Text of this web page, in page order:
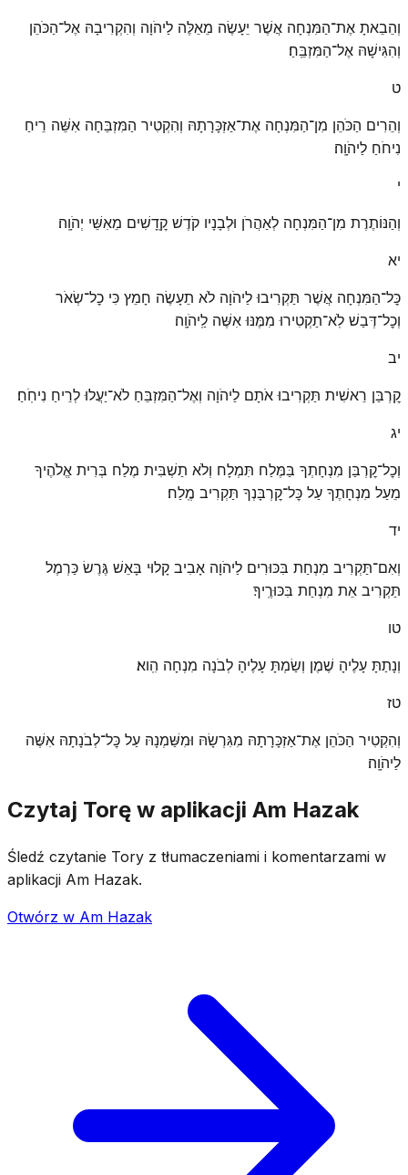
וְהֵבֵאתָ אֶת־הַמִּנְחָה אֲשֶׁר יֵעָשֶׂה מֵאֵלֶּה לַיהֹוָה וְהִקְרִיבָהּ אֶל־הַכֹּהֵן
וְהִגִּישָׁהּ אֶל־הַמִּזְבֵּֽחַ׃
ט
וְהֵרִים הַכֹּהֵן מִן־הַמִּנְחָה אֶת־אַזְכָּרָתָהּ וְהִקְטִיר הַמִּזְבֵּחָה אִשֵּׁה רֵיחַ
נִיחֹחַ לַיהֹוָֽה׃
י
וְהַנּוֹתֶרֶת מִן־הַמִּנְחָה לְאַהֲרֹן וּלְבָנָיו קֹדֶשׁ קׇֽדָשִׁים מֵאִשֵּׁי יְהֹוָֽה׃
יא
כׇּל־הַמִּנְחָה אֲשֶׁר תַּקְרִיבוּ לַיהֹוָה לֹא תֵעָשֶׂה חָמֵץ כִּי כׇל־שְׂאֹר
וְכׇל־דְּבַשׁ לֹֽא־תַקְטִירוּ מִמֶּנּוּ אִשֶּׁה לַֽיהֹוָֽה׃
יב
קׇרְבַּן רֵאשִׁית תַּקְרִיבוּ אֹתָם לַיהֹוָה וְאֶל־הַמִּזְבֵּחַ לֹא־יַעֲלוּ לְרֵיחַ נִיחֹֽחַ׃
יג
וְכׇל־קׇרְבַּן מִנְחָתְךָ בַּמֶּלַח תִּמְלָח וְלֹא תַשְׁבִּית מֶלַח בְּרִית אֱלֹהֶיךָ
מֵעַל מִנְחָתֶךָ עַל כׇּל־קׇרְבָּנְךָ תַּקְרִיב מֶֽלַח׃
יד
וְאִם־תַּקְרִיב מִנְחַת בִּכּוּרִים לַיהֹוָה אָבִיב קָלוּי בָּאֵשׁ גֶּרֶשׂ כַּרְמֶל
תַּקְרִיב אֵת מִנְחַת בִּכּוּרֶֽיךָ׃
טו
וְנָתַתָּ עָלֶיהָ שֶׁמֶן וְשַׂמְתָּ עָלֶיהָ לְבֹנָה מִנְחָה הִֽוא׃
טז
וְהִקְטִיר הַכֹּהֵן אֶת־אַזְכָּרָתָהּ מִגִּרְשָׂהּ וּמִשַּׁמְנָהּ עַל כׇּל־לְבֹנָתָהּ אִשֶּׁה
לַיהֹוָֽה׃
Czytaj Torę w aplikacji Am Hazak
Śledź czytanie Tory z tłumaczeniami i komentarzami w
aplikacji Am Hazak.
Otwórz w Am Hazak